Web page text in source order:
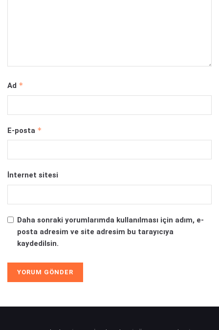
Ad *
E-posta *
İnternet sitesi
Daha sonraki yorumlarımda kullanılması için adım, e-
posta adresim ve site adresim bu tarayıcıya
kaydedilsin.